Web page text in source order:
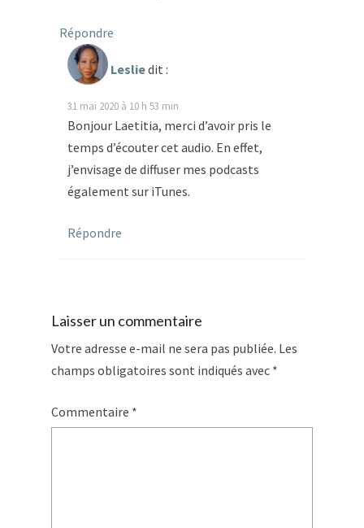
Répondre
Lesliedit :
31 mai 2020 à 10 h 53 min
Bonjour Laetitia, merci d’avoir pris le
temps d’écouter cet audio. En effet,
j’envisage de diffuser mes podcasts
également sur iTunes.
Répondre
Laisser un commentaire
Votre adresse e-mail ne sera pas publiée. Les
champs obligatoires sont indiqués avec *
Commentaire *